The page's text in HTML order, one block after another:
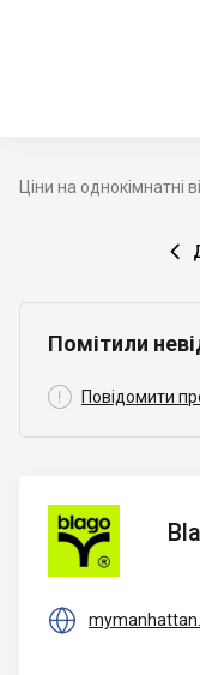
Ціни на однокімнатні

Помітили
 Повідомити
Blago
